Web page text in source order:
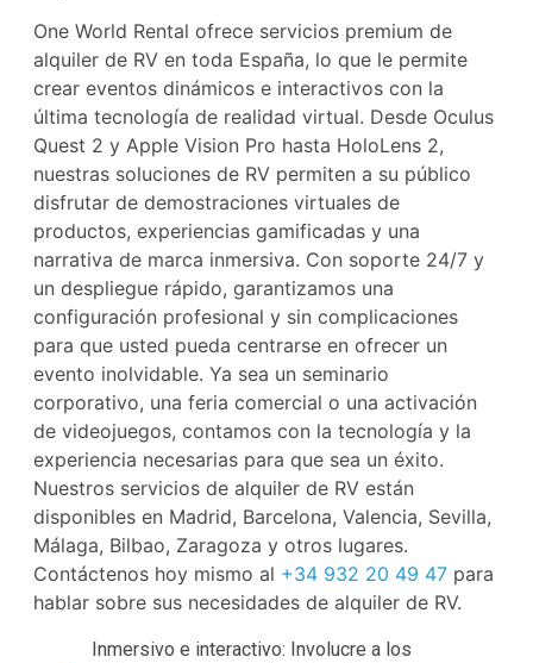
One World Rental ofrece servicios premium de
alquiler de RV en toda España, lo que le permite
crear eventos dinámicos e interactivos con la
última tecnología de realidad virtual. Desde Oculus
Quest 2 y Apple Vision Pro hasta HoloLens 2,
nuestras soluciones de RV permiten a su público
disfrutar de demostraciones virtuales de
productos, experiencias gamificadas y una
narrativa de marca inmersiva. Con soporte 24/7 y
un despliegue rápido, garantizamos una
configuración profesional y sin complicaciones
para que usted pueda centrarse en ofrecer un
evento inolvidable. Ya sea un seminario
corporativo, una feria comercial o una activación
de videojuegos, contamos con la tecnología y la
experiencia necesarias para que sea un éxito.
Nuestros servicios de alquiler de RV están
disponibles en Madrid, Barcelona, ​​Valencia, Sevilla,
Málaga, Bilbao, Zaragoza y otros lugares.
Contáctenos hoy mismo al +34 932 20 49 47 para
hablar sobre sus necesidades de alquiler de RV.
Inmersivo e interactivo: Involucre a los